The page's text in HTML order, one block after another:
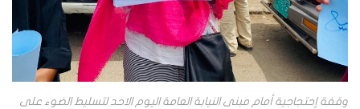
وقفة إحتجاجية أمام مبنى النيابة العامة اليوم الاحد لتسليط الضوء على